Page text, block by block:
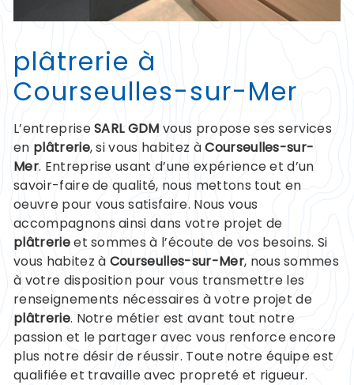
plâtrerie à
Courseulles-sur-Mer
L’entrepriseSARL GDM vous propose ses services
en plâtrerie, si vous habitez àCourseulles-sur-
Mer. Entreprise usant d’une expérience et d’un
savoir-faire de qualité, nous mettons tout en
oeuvre pour vous satisfaire. Nous vous
accompagnons ainsi dans votre projet de
plâtrerieet sommes à l’écoute de vos besoins. Si
vous habitez à Courseulles-sur-Mer, nous sommes
à votre disposition pour vous transmettre les
renseignements nécessaires à votre projet de
plâtrerie. Notre métier est avant tout notre
passion et le partager avec vous renforce encore
plus notre désir de réussir. Toute notre équipe est
qualifiée et travaille avec propreté et rigueur.